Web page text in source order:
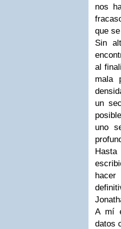
nos
que
Sin
al
mala
un
uno
A mí
datos